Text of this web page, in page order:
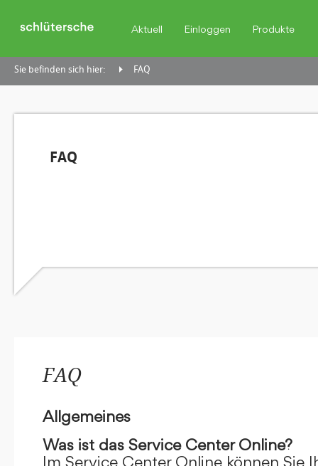
Aktuell Einloggen Produkte
Sie befinden sich hier: FAQ
FAQ
FAQ
Allgemeines
Was ist das Service Center Online?
Im Service Center Online können Sie